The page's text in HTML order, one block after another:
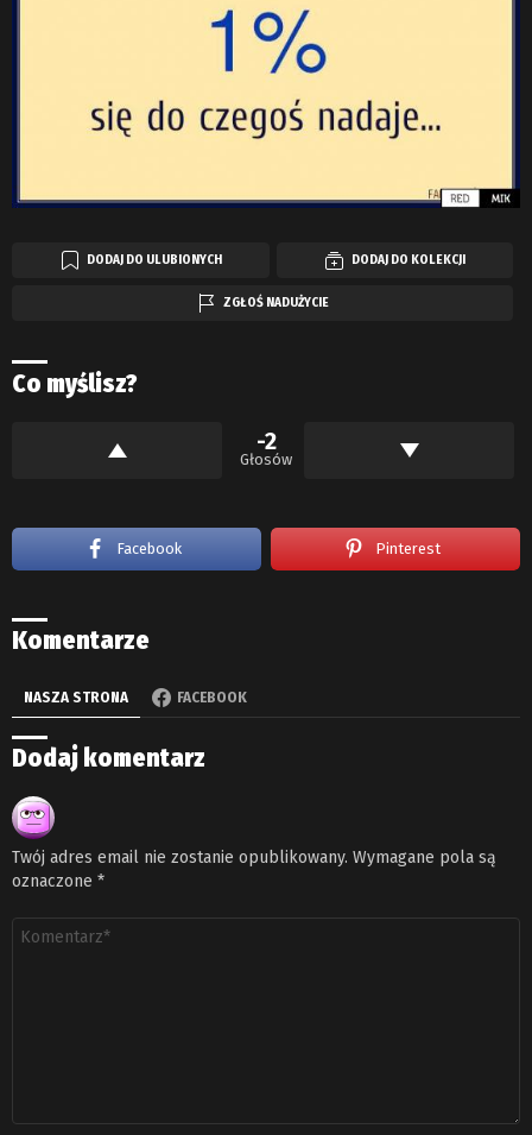
DODAJ DO ULUBIONYCH DODAJ DO KOLEKCJI
ZGŁOŚ NADUŻYCIE
Co myślisz?
-2
Głosów
Facebook Pinterest
Komentarze
NASZA STRONA FACEBOOK
Dodaj komentarz
Twój adres email nie zostanie opublikowany. Wymagane pola są
oznaczone *
Komentarz